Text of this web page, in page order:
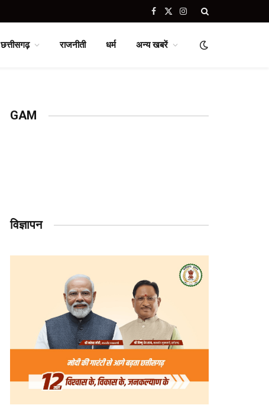
Facebook
X
Instagram
छत्तीसगढ़ राजनीती धर्म अन्य खबरें
GAM
विज्ञापन